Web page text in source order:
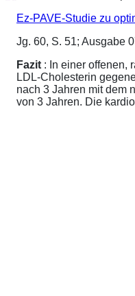
Ez-PAVE-Studie zu
Jg. 60, S. 51; Ausgabe
Fazit : In einer offenen,
LDL-Cholesterin
nach 3 Jahren mit dem
von 3 Jahren. Die